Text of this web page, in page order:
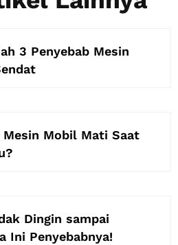
3 Penyebab Mesin
Mesin Mobil Mati Saat
Dingin sampai
Ini Penyebabnya!